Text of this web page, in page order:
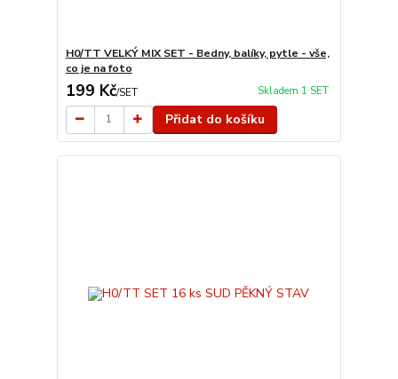
H0/TT VELKÝ MIX SET - Bedny, balíky, pytle - vše,
co je na foto
199 Kč/SET Skladem 1 SET
Přidat do košíku